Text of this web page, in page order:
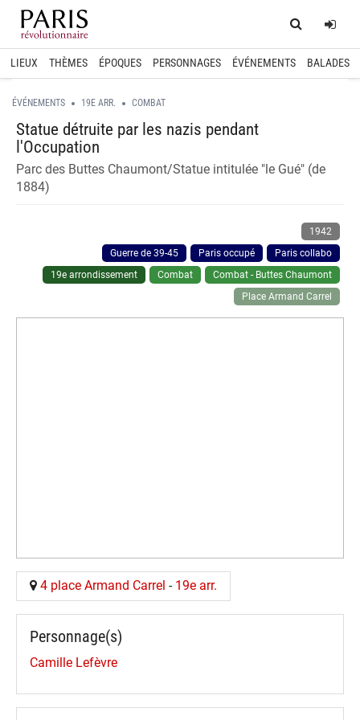
Home
LIEUX THÈMES ÉPOQUES PERSONNAGES ÉVÉNEMENTS BALADES
ÉVÉNEMENTS 19E ARR. COMBAT
Statue détruite par les nazis pendant
l'Occupation
Parc des Buttes Chaumont/Statue intitulée "le Gué" (de
1884)
1942
Guerre de 39-45
Paris occupé
Paris collabo
19e arrondissement
Combat
Combat - Buttes Chaumont
Place Armand Carrel
4 place Armand Carrel - 19e arr.
Personnage(s)
Camille Lefèvre